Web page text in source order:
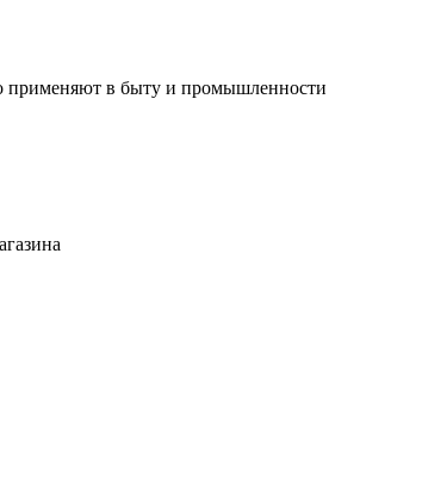
применяют в быту и промышленности